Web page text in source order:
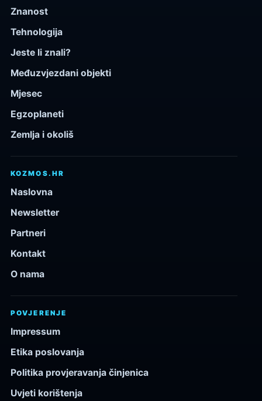
Znanost
Tehnologija
Jeste li znali?
Međuzvjezdani objekti
Mjesec
Egzoplaneti
Zemlja i okoliš
KOZMOS.HR
Naslovna
Newsletter
Partneri
Kontakt
O nama
POVJERENJE
Impressum
Etika poslovanja
Politika provjeravanja činjenica
Uvjeti korištenja